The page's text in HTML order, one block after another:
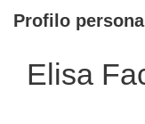
Profilo
Elisa